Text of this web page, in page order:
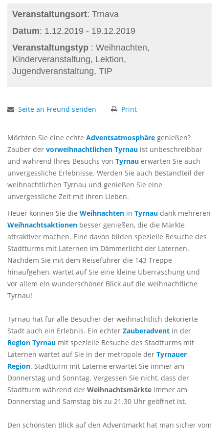
Veranstaltungsort: Trnava
Datum: 1.12.2019 - 19.12.2019
Veranstaltungstyp : Weihnachten,
Kinderveranstaltung, Lektion,
Jugendveranstaltung, TIP
Seite an Freund senden Print
Möchten Sie eine echte Adventsatmosphäre genießen?
Zauber der vorweihnachtlichen Tyrnau ist unbeschreibbar
und während Ihres Besuchs von Tyrnau erwarten Sie auch
unvergessliche Erlebnisse. Werden Sie auch Bestandteil der
weihnachtlichen Tyrnau und genießen Sie eine
unvergessliche Zeit mit ihren Lieben.
Heuer können Sie die Weihnachten in Tyrnau dank mehreren
Weihnachtsaktionen besser genießen, die die Märkte
attraktiver machen. Eine davon bilden spezielle Besuche des
Stadtturms mit Laternen im Dämmerlicht der Laternen.
Nachdem Sie mit dem Reiseführer die 143 Treppe
hinaufgehen, wartet auf Sie eine kleine Überraschung und
vor allem ein wunderschöner Blick auf die weihnachtliche
Tyrnau!
Tyrnau hat für alle Besucher der weihnachtlich dekorierte
Stadt auch ein Erlebnis. Ein echter Zauberadvent in der
Region Tyrnau mit spezielle Besuche des Stadtturms mit
Laternen wartet auf Sie in der metropole der Tyrnauer
Region. Stadtturm mit Laterne erwartet Sie immer am
Donnerstag und Sonntag. Vergessen Sie nicht, dass der
Stadtturm während der Weihnachtsmärkte immer am
Donnerstag und Samstag bis zu 21.30 Uhr geöffnet ist.
Den schönsten Blick auf den Adventmarkt hat man sicher vom